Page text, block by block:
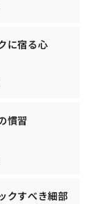
に宿る心
慣習
クすべき細部